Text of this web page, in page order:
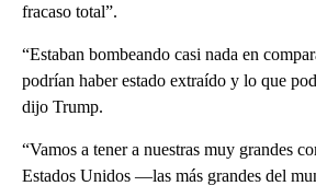
fracaso total”.
“Estaban bombeando casi nada en
podrían haber estado extraído y lo que
dijo Trump.
“Vamos a tener a nuestras muy grandes
Estados Unidos —las más grandes del